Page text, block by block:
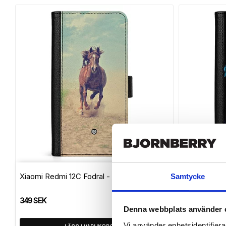
Samtycke
Denna webbplats använder
Lägg till i
Xiaomi Redmi 12C Fodral - Häst
349 SEK
Xiaomi
349 SEK